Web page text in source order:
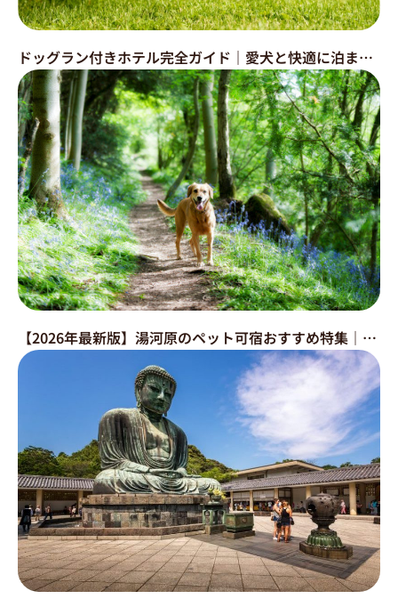
ドッグラン付きホテル完全ガイド｜愛犬と快適に泊まれる宿の選び方
【2026年最新版】湯河原のペット可宿おすすめ特集｜犬と泊まれる温泉宿・高級旅館・コテージを徹底比較